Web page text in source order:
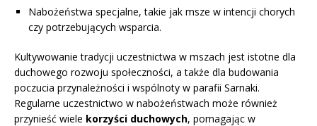
Nabożeństwa specjalne, takie jak msze w intencji chorych
czy potrzebujących wsparcia.
Kultywowanie tradycji uczestnictwa w mszach jest istotne dla
duchowego rozwoju społeczności, a także dla budowania
poczucia przynależności i wspólnoty w parafii Sarnaki.
Regularne uczestnictwo w nabożeństwach może również
przynieść wiele korzyści duchowych, pomagając w